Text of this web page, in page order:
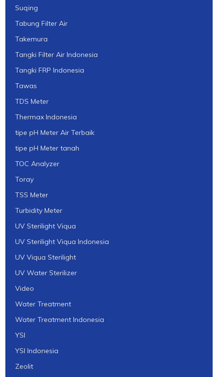
Suqing
Tabung Filter Air
Takemura
Tangki Filter Air Indonesia
Tangki FRP Indonesia
Tawas
TDS Meter
Thermax Indonesia
tipe pH Meter Air Terbaik
tipe pH Meter tanah
TOC Analyzer
Toray
TSS Meter
Turbidity Meter
UV Sterilight Viqua
UV Sterilight Viqua Indonesia
UV Viqua Sterilight
UV Water Sterilizer
Video
Water Treatment
Water Treatment Indonesia
YSI
YSI Indonesia
Zeolit